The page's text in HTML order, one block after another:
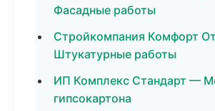
Фасадные работы
Стройкомпания Комфорт
Штукатурные работы
ИП Комплекс Стандарт —
гипсокартона